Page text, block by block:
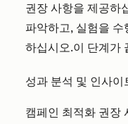
권장 사항을 제공하
파악하고, 실험을
하십시오.이 단계가
성과 분석 및 인사이
캠페인 최적화 권장